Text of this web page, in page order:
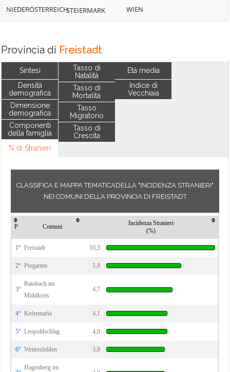
NIEDERÖSTERREICHSTEIERMARK
WIEN
Provincia di Freistadt
Sintesi
Densità
demografica
Dimensione
demografica
Componenti
della famiglia
% di Stranieri
Tasso di
Natalità
Tasso di
Mortalità
Tasso
Migratorio
Tasso di
Crescita
Età media
Indice di
Vecchiaia
CLASSIFICA E MAPPA TEMATICADELLA "INCIDENZA STRANIERI"
NEI COMUNI DELLA PROVINCIA DI FREISTADT
P Comuni
Incidenza Stranieri
(%)
1° Freistadt 10,3
2° Pregarten 5,8
3°
Rainbach im
Mühlkreis
4,7
4° Kefermarkt 4,1
5° Leopoldschlag 4,0
6° Weitersfelden 3,8
Hagenberg im